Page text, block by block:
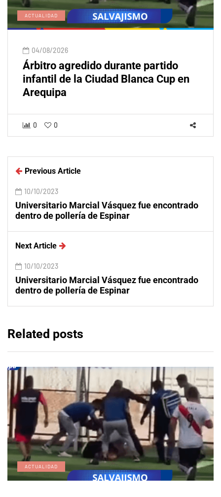
ACTUALIDAD
04/08/2026
Árbitro agredido durante partido
infantil de la Ciudad Blanca Cup en
Arequipa
0 0
Previous Article
10/10/2023
Universitario Marcial Vásquez fue encontrado
dentro de pollería de Espinar
Next Article
10/10/2023
Universitario Marcial Vásquez fue encontrado
dentro de pollería de Espinar
Related posts
ACTUALIDAD